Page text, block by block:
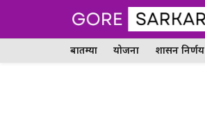
बातम्या योजना शासन निर्णय